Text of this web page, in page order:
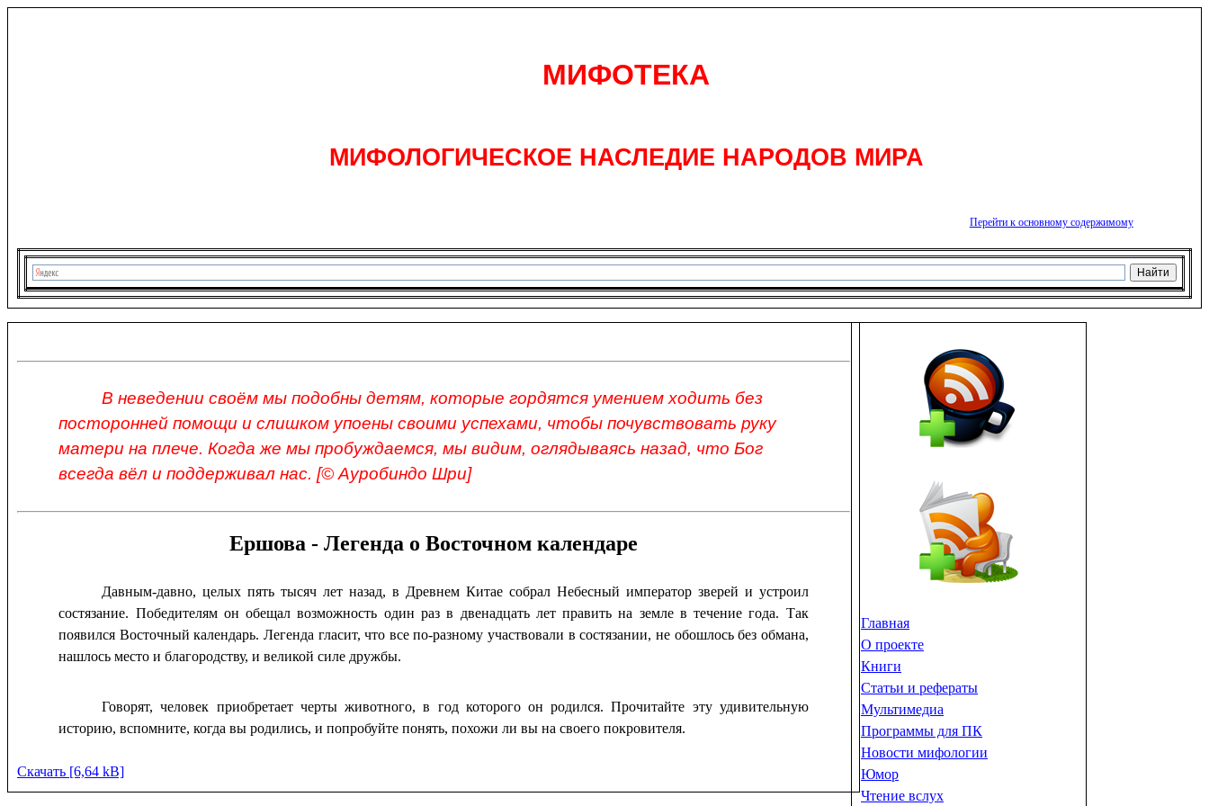
МИФОТЕКА
МИФОЛОГИЧЕСКОЕ НАСЛЕДИЕ НАРОДОВ МИРА
Перейти к основному содержимому
Главная
О проекте
Книги
Статьи и рефераты
Мультимедиа
Программы для ПК
Новости мифологии
Юмор
Чтение вслух
В неведении своём мы подобны детям, которые гордятся умением ходить без
посторонней помощи и слишком упоены своими успехами, чтобы почувствовать руку
матери на плече. Когда же мы пробуждаемся, мы видим, оглядываясь назад, что Бог
всегда вёл и поддерживал нас. [© Ауробиндо Шри]
Ершова - Легенда о Восточном календаре
Давным-давно, целых пять тысяч лет назад, в Древнем Китае собрал Небесный император зверей и устроил
состязание. Победителям он обещал возможность один раз в двенадцать лет править на земле в течение года. Так
появился Восточный календарь. Легенда гласит, что все по-разному участвовали в состязании, не обошлось без обмана,
нашлось место и благородству, и великой силе дружбы.
Говорят, человек приобретает черты животного, в год которого он родился. Прочитайте эту удивительную
историю, вспомните, когда вы родились, и попробуйте понять, похожи ли вы на своего покровителя.
Скачать [6,64 kB]